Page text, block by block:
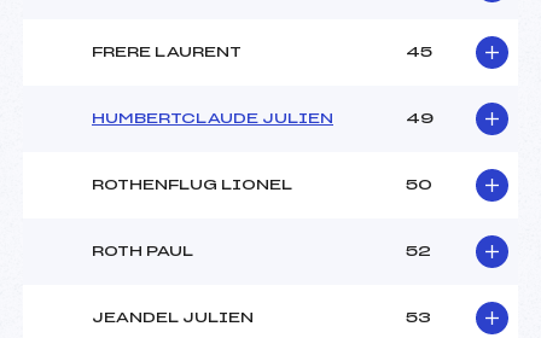
FRERE LAURENT 45
HUMBERTCLAUDE JULIEN 49
ROTHENFLUG LIONEL 50
ROTH PAUL 52
JEANDEL JULIEN 53